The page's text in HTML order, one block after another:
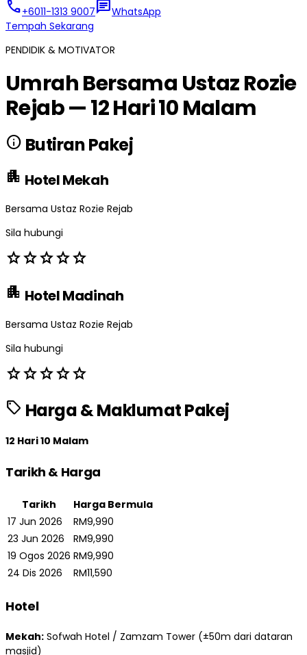
call+6011-1313 9007chatWhatsApp
Tempah Sekarang
PENDIDIK & MOTIVATOR
Umrah Bersama Ustaz Rozie
Rejab — 12 Hari 10 Malam
info Butiran Pakej
apartment Hotel Mekah
Bersama Ustaz Rozie Rejab
Sila hubungi
starstarstarstarstar
apartment Hotel Madinah
Bersama Ustaz Rozie Rejab
Sila hubungi
starstarstarstarstar
sell Harga & Maklumat Pakej
12 Hari 10 Malam
Tarikh & Harga
Tarikh
Harga Bermula
17 Jun 2026
RM9,990
23 Jun 2026
RM9,990
19 Ogos 2026 RM9,990
24 Dis 2026
RM11,590
Hotel
Mekah: Sofwah Hotel / Zamzam Tower (±50m dari dataran
masjid)